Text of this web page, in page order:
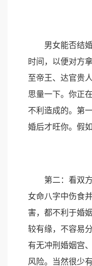
男女能否结婚
时间，以便对方
至帝王、达官贵
思量一下。你正
不利造成的。第
婚后才旺你。假
第二：看双方
女命八字中伤食
害，都不利于婚
较有缘，不容易
有无冲刑婚姻宫
风险。当然很少